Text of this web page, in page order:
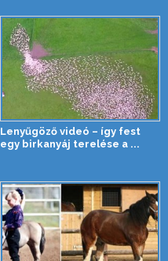
Lenyűgöző videó – így fest
egy birkanyáj terelése a ...